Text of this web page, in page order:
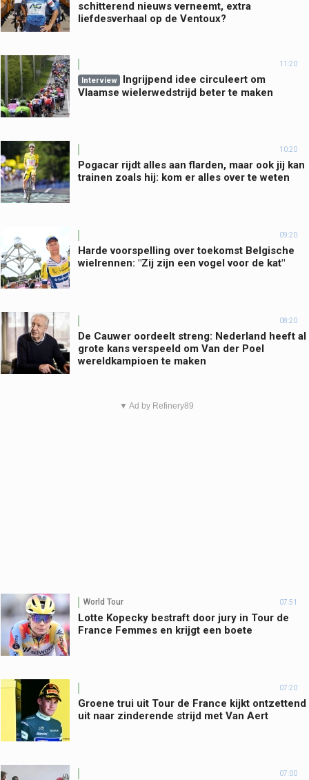
schitterend nieuws verneemt, extra
liefdesverhaal op de Ventoux?
11:20
Interview
Ingrijpend idee circuleert om
Vlaamse wielerwedstrijd beter te maken
10:20
Pogacar rijdt alles aan flarden, maar ook jij kan
trainen zoals hij: kom er alles over te weten
09:20
Harde voorspelling over toekomst Belgische
wielrennen: "Zij zijn een vogel voor de kat"
08:20
De Cauwer oordeelt streng: Nederland heeft al
grote kans verspeeld om Van der Poel
wereldkampioen te maken
▼ Ad by Refinery89
World Tour 07:51
Lotte Kopecky bestraft door jury in Tour de
France Femmes en krijgt een boete
07:20
Groene trui uit Tour de France kijkt ontzettend
uit naar zinderende strijd met Van Aert
07:00